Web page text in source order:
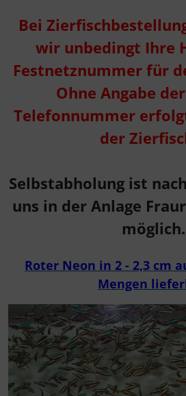
Bei
wir unbedingt Ihre
Festnetznummer für
Ohne Angabe
Telefonnummer
der
Selbstabholung ist
uns in der Anlage
möglich.
Roter Neon in 2 - 2,3 cm
Mengen